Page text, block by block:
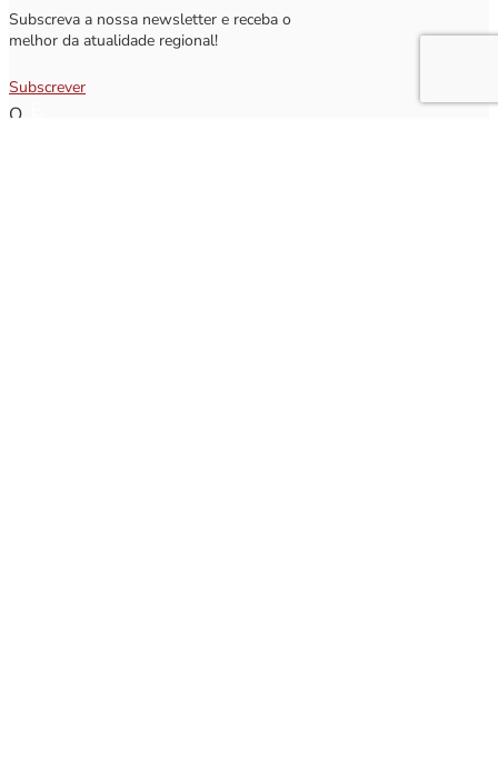
Subscreva a nossa newsletter e receba o
melhor da atualidade regional!
Subscrever
Q